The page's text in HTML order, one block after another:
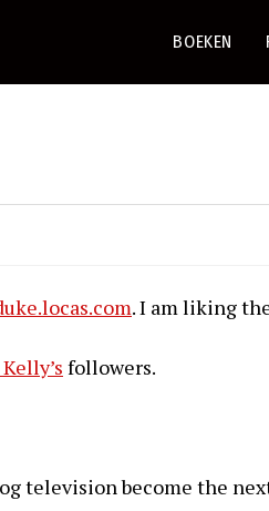
BOEKEN
. I am liking
followers.
television become the